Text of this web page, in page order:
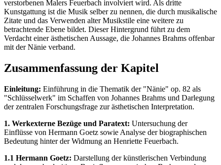
verstorbenen Malers Feuerbach involviert wird. Als dritte
Kunstgattung ist die Musik selber zu nennen, die durch musikalische
Zitate und das Verwenden alter Musikstile eine weitere zu
betrachtende Ebene bildet. Dieser Hintergrund führt zu dem
Verdacht einer ästhetischen Aussage, die Johannes Brahms offenbar
mit der Nänie verband.
Zusammenfassung der Kapitel
Einleitung: Einführung in die Thematik der "Nänie" op. 82 als
"Schlüsselwerk" im Schaffen von Johannes Brahms und Darlegung
der zentralen Forschungsfrage zur ästhetischen Interpretation.
1. Werkexterne Bezüge und Paratext: Untersuchung der
Einflüsse von Hermann Goetz sowie Analyse der biographischen
Bedeutung hinter der Widmung an Henriette Feuerbach.
1.1 Hermann Goetz: Darstellung der künstlerischen Verbindung